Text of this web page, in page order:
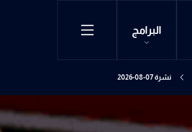
البرامج
نشرة 07-08-2026